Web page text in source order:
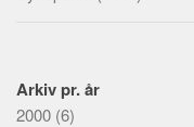
Arkiv pr. år
2000 (6)